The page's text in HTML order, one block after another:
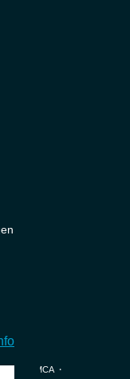
DMCA・